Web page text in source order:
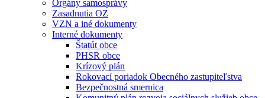
Orgány samosprávy
Zasadnutia OZ
VZN a iné dokumenty
Interné dokumenty
Štatút obce
PHSR obce
Krízový plán
Rokovací poriadok Obecného zastupiteľstva
Bezpečnostná smernica